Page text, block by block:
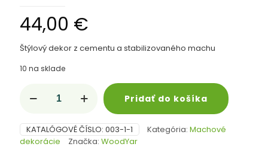
44,00 €
Štýlový dekor z cementu a stabilizovaného machu
10 na sklade
Dekoratívna
Moai,
moderný
bytový
Pridať do košíka
KATALÓGOVÉ ČÍSLO: 003-1-1 Kategória: Machové
dekorácie
Značka: WoodYar